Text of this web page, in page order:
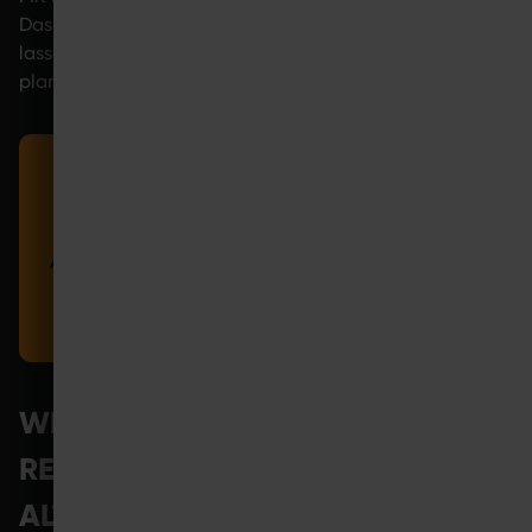
Das bedeutet: Trainings- und Regenerationsphasen
lassen sich sehr klar voneinander abgrenzen und gezielt
planen.
Anwendung ideal nach Sport oder EMS-Einheiten,
WIE VERHÄLT ES SICH MIT
REGENERATION NACH SPORT IM
ALTER?